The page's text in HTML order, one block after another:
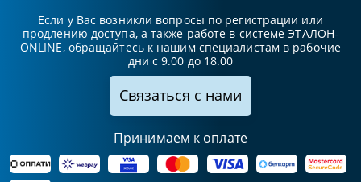
Если у Вас возникли вопросы по регистрации или
продлению доступа, а также работе в системе ЭТАЛОН-
ONLINE, обращайтесь к нашим специалистам в рабочие
дни с 9.00 до 18.00
Связаться с нами
Принимаем к оплате